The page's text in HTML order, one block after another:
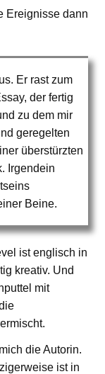
Ereignisse dann
Er rast zum
der fertig
zu dem mir
geregelten
überstürzten
Irgendein
Beine.
ist englisch in
kreativ. Und
mit
die Autorin.
ist in